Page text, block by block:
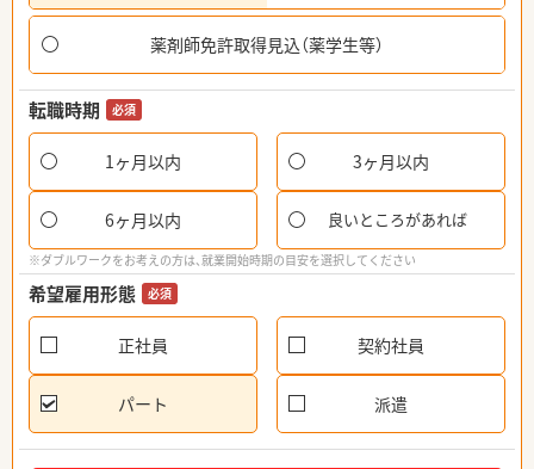
薬剤師免許取得見込（薬学生等）
転職時期 必須
1ヶ月以内 3ヶ月以内
6ヶ月以内 良いところがあれば
※ダブルワークをお考えの方は、就業開始時期の目安を選択してください
希望雇用形態 必須
正社員 契約社員
パート 派遣